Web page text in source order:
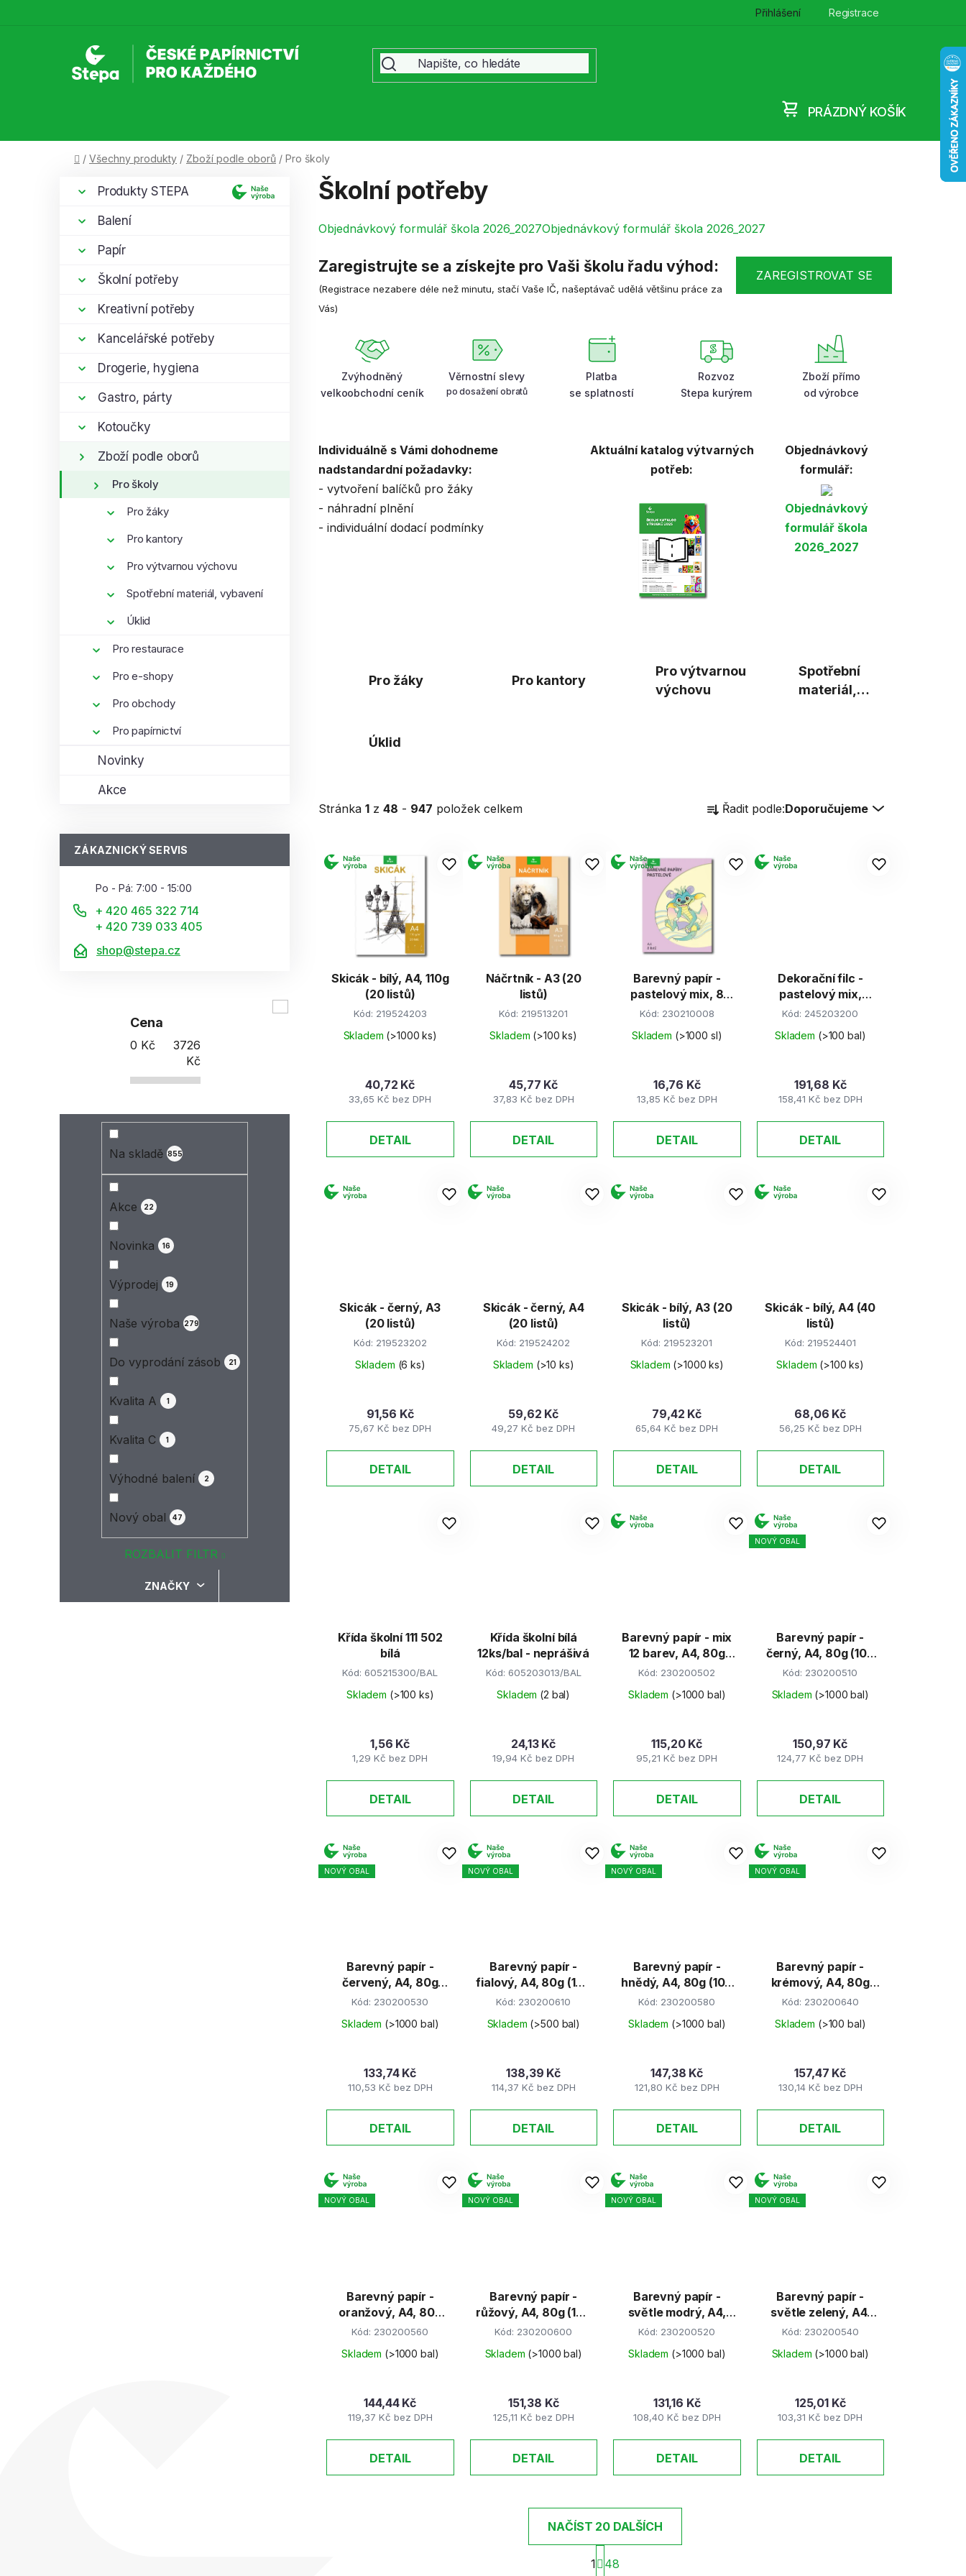
Přihlášení Registrace
PRÁZDNÝ KOŠÍK
Domů
/ Všechny produkty / Zboží podle oborů / Pro školy
Přeskočit
kategorie
Produkty STEPA
Balení
Papír
Školní potřeby
Kreativní potřeby
Kancelářské potřeby
Drogerie, hygiena
Gastro, párty
Kotoučky
Zboží podle oborů
Pro školy
Pro žáky
Pro kantory
Pro výtvarnou výchovu
Spotřební materiál, vybavení
Úklid
Pro restaurace
Pro e-shopy
Pro obchody
Pro papírnictví
Novinky
Akce
ZÁKAZNICKÝ SERVIS
Po - Pá: 7:00 - 15:00
+ 420 465 322 714
+ 420 739 033 405
shop@stepa.cz
Cena
0 Kč
3726
Kč
Na skladě 855
Akce 22
Novinka 16
Výprodej 19
Naše výroba 279
Do vyprodání zásob 21
Kvalita A 1
Kvalita C 1
Výhodné balení 2
Nový obal 47
ROZBALIT FILTR
ZNAČKY
Školní potřeby
Objednávkový formulář škola 2026_2027Objednávkový formulář škola 2026_2027
Zaregistrujte se a získejte pro Vaši školu řadu výhod:
(Registrace nezabere déle než minutu, stačí Vaše IČ, našeptávač udělá většinu práce za
Vás)
ZAREGISTROVAT SE
Zvýhodněný
velkoobchodní ceník
Věrnostní slevy
po dosažení obratů
Platba
se splatností
Rozvoz
Stepa kurýrem
Zboží přímo
od výrobce
Individuálně s Vámi dohodneme
nadstandardní požadavky:
- vytvoření balíčků pro žáky
- náhradní plnění
- individuální dodací podmínky
Aktuální katalog výtvarných
potřeb:
Objednávkový
formulář:
Objednávkový
formulář škola
2026_2027
Pro žáky Pro kantory
Pro výtvarnou
výchovu
Spotřební
materiál,
Úklid
Stránka 1 z 48 - 947 položek celkem
a
e
p
r
o
u
k
t
ů
Řadit podle:Doporučujeme
V
ý
Skicák - bílý, A4, 110g
(20 listů)
Kód: 219524203
Skladem (>1000 ks)
33,65 Kč bez DPH
40,72 Kč
DETAIL
Náčrtník - A3 (20
listů)
Kód: 219513201
Skladem (>100 ks)
37,83 Kč bez DPH
45,77 Kč
DETAIL
Barevný papír -
pastelový mix, 8
barev
Kód: 230210008
Skladem (>1000 sl)
13,85 Kč bez DPH
16,76 Kč
DETAIL
Dekorační filc -
pastelový mix,
20x30 cm (10 archů)
Kód: 245203200
Skladem (>100 bal)
158,41 Kč bez DPH
191,68 Kč
DETAIL
Skicák - černý, A3
(20 listů)
Kód: 219523202
Skladem (6 ks)
75,67 Kč bez DPH
91,56 Kč
DETAIL
Skicák - černý, A4
(20 listů)
Kód: 219524202
Skladem (>10 ks)
49,27 Kč bez DPH
59,62 Kč
DETAIL
Skicák - bílý, A3 (20
listů)
Kód: 219523201
Skladem (>1000 ks)
65,64 Kč bez DPH
79,42 Kč
DETAIL
Skicák - bílý, A4 (40
listů)
Kód: 219524401
Skladem (>100 ks)
56,25 Kč bez DPH
68,06 Kč
DETAIL
Křída školní 111 502
bílá
Kód:605215300/BAL
Skladem (>100 ks)
1,29 Kč bez DPH
1,56 Kč
DETAIL
Křída školní bílá
12ks/bal - neprášivá
Kód: 605203013/BAL
Skladem (2 bal)
19,94 Kč bez DPH
24,13 Kč
DETAIL
Barevný papír - mix
12 barev, A4, 80g
(60 listů)
Kód: 230200502
Skladem (>1000 bal)
95,21 Kč bez DPH
115,20 Kč
DETAIL
NOVÝ OBAL
Barevný papír -
černý, A4, 80g (100
listů)
Kód: 230200510
Skladem (>1000 bal)
124,77 Kč bez DPH
150,97 Kč
DETAIL
NOVÝ OBAL
Barevný papír -
červený, A4, 80g
(100 listů)
Kód: 230200530
Skladem (>1000 bal)
110,53 Kč bez DPH
133,74 Kč
DETAIL
NOVÝ OBAL
Barevný papír -
fialový, A4, 80g (100
listů)
Kód: 230200610
Skladem (>500 bal)
114,37 Kč bez DPH
138,39 Kč
DETAIL
NOVÝ OBAL
Barevný papír -
hnědý, A4, 80g (100
listů)
Kód: 230200580
Skladem (>1000 bal)
121,80 Kč bez DPH
147,38 Kč
DETAIL
NOVÝ OBAL
Barevný papír -
krémový, A4, 80g
(100 listů)
Kód: 230200640
Skladem (>100 bal)
130,14 Kč bez DPH
157,47 Kč
DETAIL
NOVÝ OBAL
Barevný papír -
oranžový, A4, 80g
(100 listů)
Kód: 230200560
Skladem (>1000 bal)
119,37 Kč bez DPH
144,44 Kč
DETAIL
NOVÝ OBAL
Barevný papír -
růžový, A4, 80g (100
listů)
Kód: 230200600
Skladem (>1000 bal)
125,11 Kč bez DPH
151,38 Kč
DETAIL
NOVÝ OBAL
Barevný papír -
světle modrý, A4,
80g (100 listů)
Kód: 230200520
Skladem (>1000 bal)
108,40 Kč bez DPH
131,16 Kč
DETAIL
NOVÝ OBAL
Barevný papír -
světle zelený, A4,
80g (100 listů)
Kód: 230200540
Skladem (>1000 bal)
103,31 Kč bez DPH
125,01 Kč
DETAIL
O
NAČÍST 20 DALŠÍCH
t
1 48